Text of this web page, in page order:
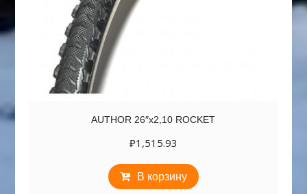
AUTHOR 26″х2,10 ROCKET
₽1,515.93
В корзину